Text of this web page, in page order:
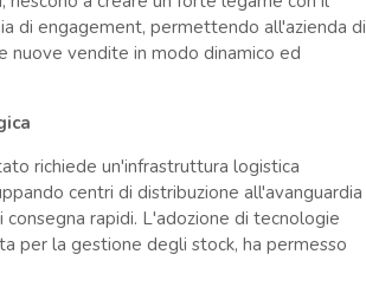
di engagement, permettendo all'azienda di
vendite in modo dinamico ed
richiede un'infrastruttura logistica
centri di distribuzione all'avanguardia
rapidi. L'adozione di tecnologie
per la gestione degli stock, ha permesso